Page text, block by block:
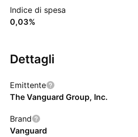
Indice di spesa
0,03%
Dettagli
Emittente
The Vanguard Group, Inc.
Brand
Vanguard